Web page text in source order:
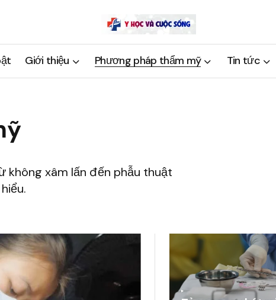
Giới thiệu Phương pháp thẩm mỹ Tin tức
không xâm lấn đến phẫu thuật